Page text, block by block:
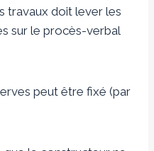
travaux doit lever les
sur le procès-verbal
peut être fixé (par